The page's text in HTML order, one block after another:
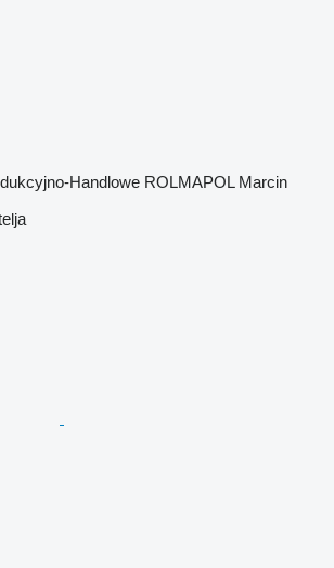
Handlowe ROLMAPOL Marcin